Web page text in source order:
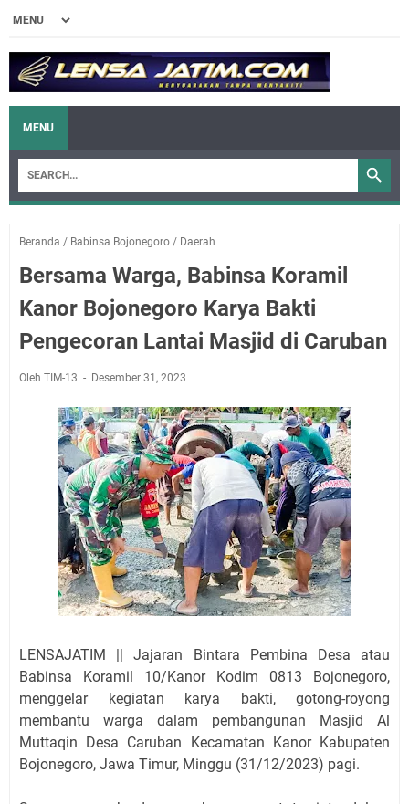
MENU
Beranda / Babinsa Bojonegoro / Daerah
Bersama Warga, Babinsa Koramil
Kanor Bojonegoro Karya Bakti
Pengecoran Lantai Masjid di Caruban
Oleh TIM-13 Desember 31, 2023
LENSAJATIM || Jajaran Bintara Pembina Desa atau
Babinsa Koramil 10/Kanor Kodim 0813 Bojonegoro,
menggelar kegiatan karya bakti, gotong-royong
membantu warga dalam pembangunan Masjid Al
Muttaqin Desa Caruban Kecamatan Kanor Kabupaten
Bojonegoro, Jawa Timur, Minggu (31/12/2023) pagi.